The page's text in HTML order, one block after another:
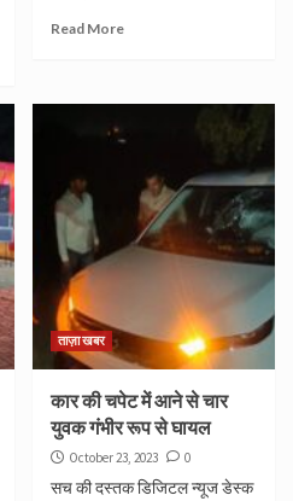
Read More
ताज़ा खबर
कार की चपेट में आने से चार
युवक गंभीर रूप से घायल
October 23, 2023 0
सच की दस्तक डिजिटल न्यूज डेस्क